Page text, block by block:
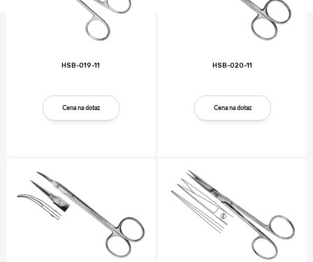
HSB-019-11
Cena na dotaz
HSB-020-11
Cena na dotaz